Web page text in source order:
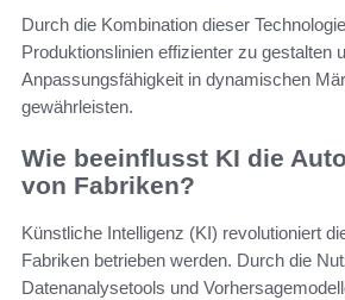
Durch die Kombination dieser
Produktionslinien effizienter zu gestalten
Anpassungsfähigkeit in dynamischen
gewährleisten.
Wie beeinflusst KI die
von Fabriken?
Künstliche Intelligenz (KI) revolutioniert
Fabriken betrieben werden. Durch die
Datenanalysetools und